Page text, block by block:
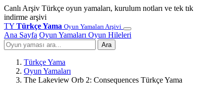
Canlı Arşiv Türkçe oyun yamaları, kurulum notları ve tek tık
indirme arşivi
TY Türkçe Yama Oyun Yamaları Arşivi
Ana Sayfa Oyun Yamaları Oyun Hileleri
Ara
Türkçe Yama
Oyun Yamaları
The Lakeview Orb 2: Consequences Türkçe Yama